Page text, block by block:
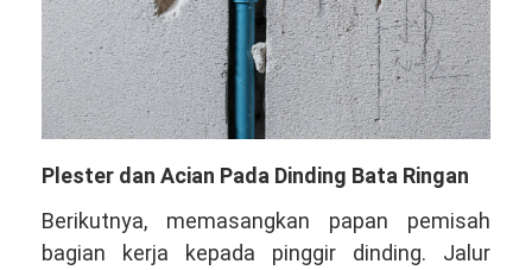
Plester dan Acian Pada Dinding Bata Ringan
Berikutnya, memasangkan papan pemisah
bagian kerja kepada pinggir dinding. Jalur